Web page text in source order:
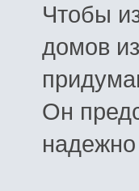
Чтобы
домов
Он